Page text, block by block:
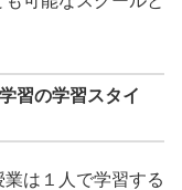
習の学習スタイ
は１人で学習する